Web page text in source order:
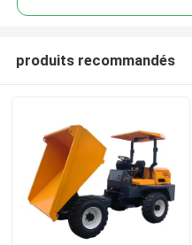
produits recommandés